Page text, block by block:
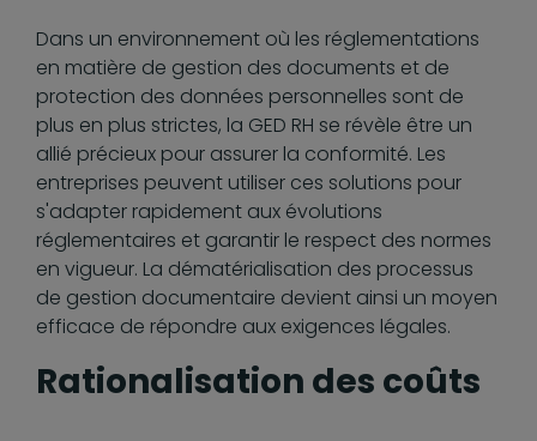
Dans un environnement où les réglementations
en matière de gestion des documents et de
protection des données personnelles sont de
plus en plus strictes, la GED RH se révèle être un
allié précieux pour assurer la conformité. Les
entreprises peuvent utiliser ces solutions pour
s'adapter rapidement aux évolutions
réglementaires et garantir le respect des normes
en vigueur. La dématérialisation des processus
de gestion documentaire devient ainsi un moyen
efficace de répondre aux exigences légales.
Rationalisation des coûts